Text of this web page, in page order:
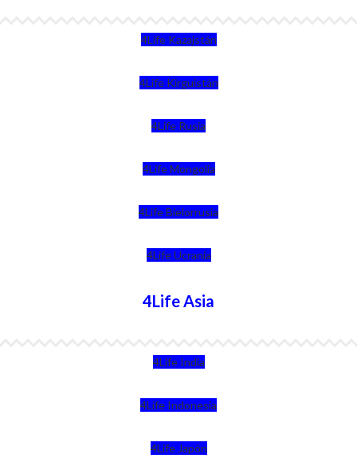
4Life Kazajstán
4Life Kirguistán
4Life Rusia
4Life Mongolia
4Life Bielorrusia
4Life Ucrania
4Life Asia
4Life India
4Life Indonesia
4Life Japón